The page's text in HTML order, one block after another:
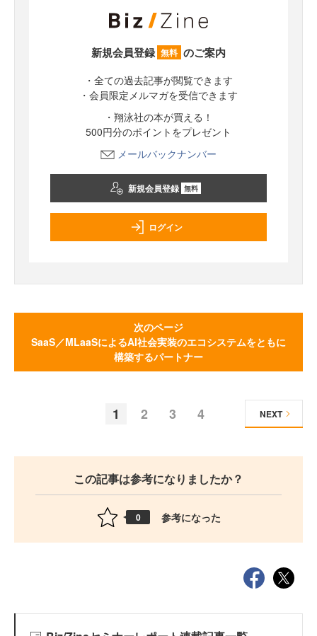
新規会員登録 無料 のご案内
・全ての過去記事が閲覧できます
・会員限定メルマガを受信できます
・翔泳社の本が買える！
500円分のポイントをプレゼント
メールバックナンバー
新規会員登録 無料
ログイン
次のページ
SaaS／MLaaSによるAI社会実装のエコシステムをともに
構築するパートナー
1 2 3 4 NEXT
この記事は参考になりましたか？
0 参考になった